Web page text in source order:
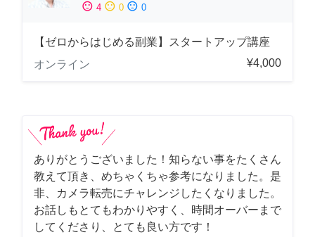
sentiment_satisfied 4 sentiment_neutral 0 sentiment_dissatisfied 0
【ゼロからはじめる副業】スタートアップ講座
オンライン
¥4,000
ありがとうございました！知らない事をたくさん
教えて頂き、めちゃくちゃ参考になりました。是
非、カメラ転売にチャレンジしたくなりました。
お話しもとてもわかりやすく、時間オーバーまで
してくださり、とても良い方です！